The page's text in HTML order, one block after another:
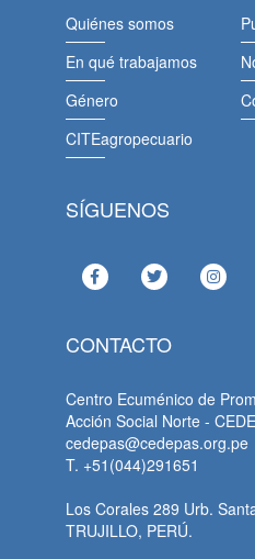
Quiénes somos
En qué trabajamos
Género
CITEagropecuario
SÍGUENOS
CONTACTO
Centro Ecuménico de
Acción Social Norte -
cedepas@cedepas.org.pe
T. +51(044)291651
Los Corales 289 Urb.
TRUJILLO, PERÚ.